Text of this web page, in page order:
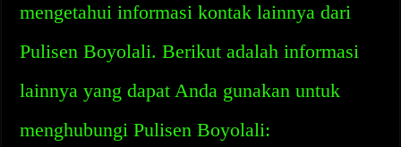
mengetahui informasi kontak lainnya dari
Pulisen Boyolali. Berikut adalah informasi
lainnya yang dapat Anda gunakan untuk
menghubungi Pulisen Boyolali: